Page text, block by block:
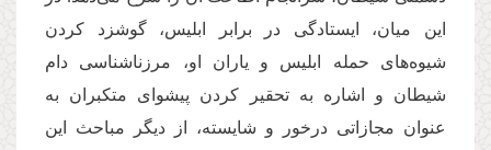
این میان، ایستادگی در برابر ابلیس، گوشزد کردن
شیوه‌های حمله ابلیس و یاران او، مرزناشناسی دام
شیطان و اشاره به تحقیر کردن پیشوای متکبران به
عنوان مجازاتی درخور و شایسته، از دیگر مباحث این